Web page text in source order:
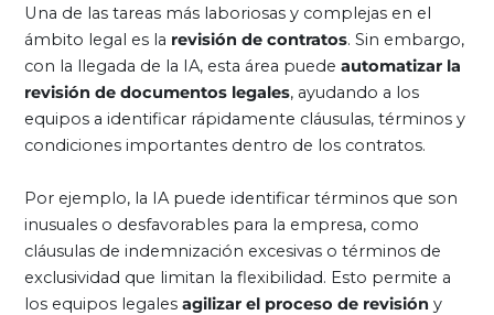
Una de las tareas más laboriosas y complejas en el
ámbito legal es la revisión de contratos. Sin embargo,
con la llegada de la IA, esta área puede automatizar la
revisión de documentos legales, ayudando a los
equipos a identificar rápidamente cláusulas, términos y
condiciones importantes dentro de los contratos.
Por ejemplo, la IA puede identificar términos que son
inusuales o desfavorables para la empresa, como
cláusulas de indemnización excesivas o términos de
exclusividad que limitan la flexibilidad. Esto permite a
los equipos legales agilizar el proceso de revisión y